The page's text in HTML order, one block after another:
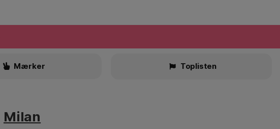
Mærker Toplisten
Milan